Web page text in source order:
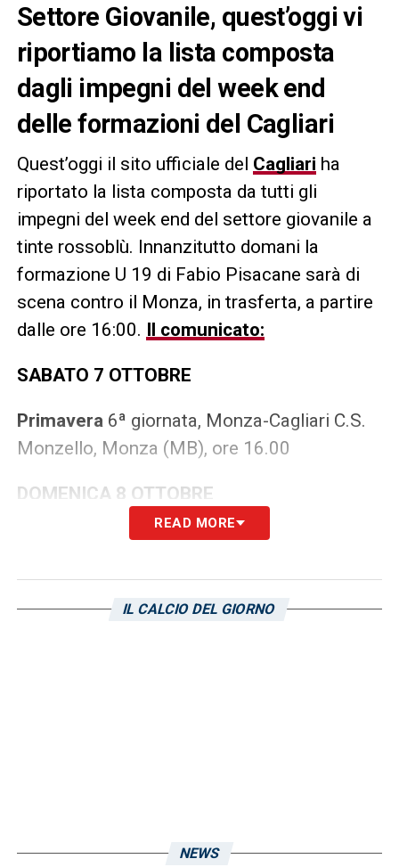
Settore Giovanile, quest’oggi vi
riportiamo la lista composta
dagli impegni del week end
delle formazioni del Cagliari
Quest’oggi il sito ufficiale del Cagliari ha
riportato la lista composta da tutti gli
impegni del week end del settore giovanile a
tinte rossoblù. Innanzitutto domani la
formazione U 19 di Fabio Pisacane sarà di
scena contro il Monza, in trasferta, a partire
dalle ore 16:00. Il comunicato:
SABATO 7 OTTOBRE
Primavera 6ª giornata, Monza-Cagliari C.S.
Monzello, Monza (MB), ore 16.00
DOMENICA 8 OTTOBRE
4ª giornata, Cagliari-Hellas Verona
Under 175ª giornata, Udinese-Cagliari
READ MORE
IL CALCIO DEL GIORNO
NEWS